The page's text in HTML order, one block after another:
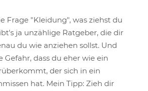
Frage "Kleidung", was ziehst du
ja unzählige Ratgeber, die dir
du wie anziehen sollst. Und
Gefahr, dass du eher wie ein
der sich in ein
hat. Mein Tipp: Zieh dir